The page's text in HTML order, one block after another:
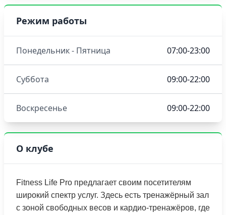
О клубе
Fitness Life Pro предлагает своим посетителям
широкий спектр услуг. Здесь есть тренажёрный зал
с зоной свободных весов и кардио-тренажёров, где
Режим работы
Понедельник - Пятница 07:00-23:00
Суббота 09:00-22:00
Воскресенье 09:00-22:00